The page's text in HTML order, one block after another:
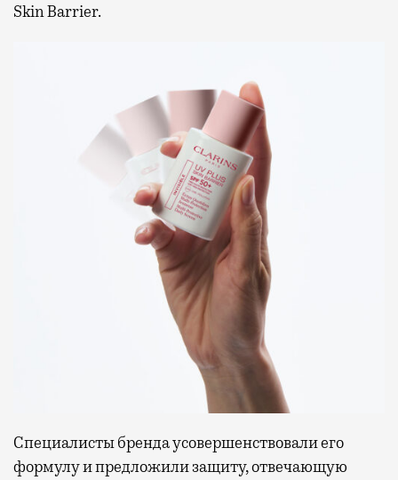
Skin Barrier.
Специалисты бренда усовершенствовали его
формулу и предложили защиту, отвечающую